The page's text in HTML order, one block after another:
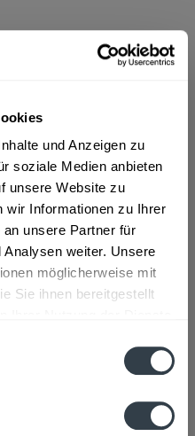
und Anzeigen zu
soziale Medien anbieten
unsere Website zu
wir Informationen zu Ihrer
unsere Partner für
weiter. Unsere
möglicherweise mit
Sie ihnen bereitgestellt